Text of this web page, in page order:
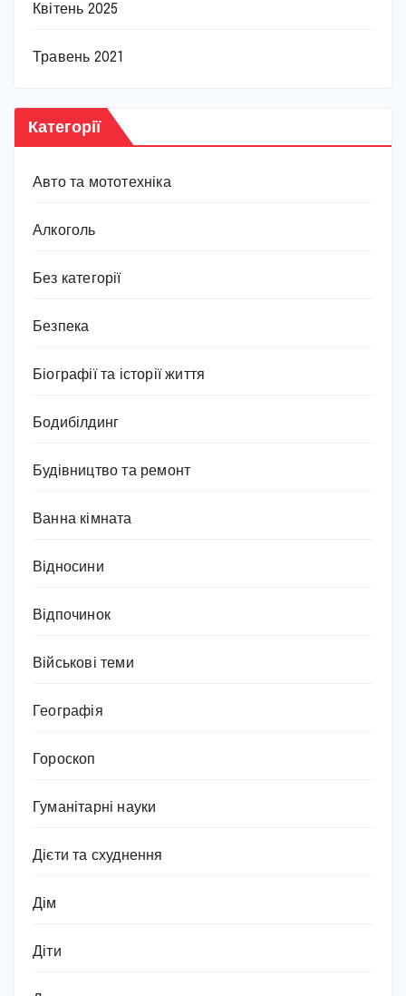
Квітень 2025
Травень 2021
Категорії
Авто та мототехніка
Алкоголь
Без категорії
Безпека
Біографії та історії життя
Бодибілдинг
Будівництво та ремонт
Ванна кімната
Відносини
Відпочинок
Військові теми
Географія
Гороскоп
Гуманітарні науки
Дієти та схуднення
Дім
Діти